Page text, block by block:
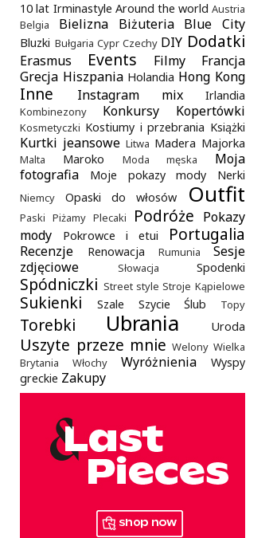
10 lat Irminastyle Around the world Austria
Belgia
Bielizna Biżuteria Blue City
Bluzki Bułgaria Cypr Czechy DIY Dodatki
Erasmus Events Filmy
Francja
Grecja Hiszpania Holandia Hong Kong
Inne Instagram mix Irlandia
Kombinezony Konkursy Kopertówki
Kosmetyczki Kostiumy i przebrania Książki
Kurtki jeansowe Litwa Madera Majorka
Malta Maroko Moda męska
Moja
fotografia
Moje pokazy mody Nerki
Niemcy Opaski do włosów Outfit
Paski Piżamy Plecaki Podróże Pokazy
mody
Pokrowce i etui Portugalia
Recenzje Renowacja Rumunia
Sesje
zdjęciowe
Słowacja Spodenki
Spódniczki Street style Stroje Kąpielowe
Sukienki Szale Szycie Ślub Topy
Torebki Ubrania Uroda
Uszyte przeze mnie Welony Wielka
Brytania
Włochy Wyróżnienia
Wyspy
greckie Zakupy